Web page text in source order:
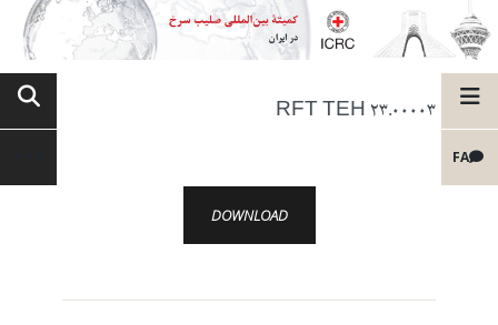
FA
RFT TEH 23.00003
DOWNLOAD